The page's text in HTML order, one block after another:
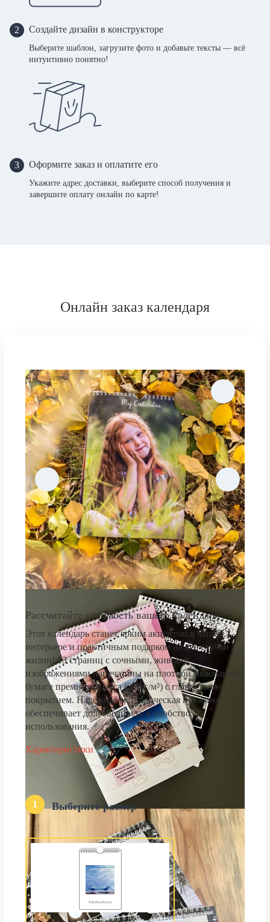
2 Создайте дизайн в конструкторе
Выберите шаблон, загрузите фото и добавьте тексты — всё
интуитивно понятно!
3 Оформите заказ и оплатите его
Укажите адрес доставки, выберите способ получения и
завершите оплату онлайн по карте!
Онлайн заказ календаря
Рассчитайте стоимость вашего календаря
Этот календарь станет ярким акцентом в вашем
интерьере и практичным подарком на все случаи
жизни! 13 страниц с сочными, живыми
изображениями напечатаны на плотной мелованной
бумаге премиум-класса (250 г/м²) с глянцевым
покрытием. Надёжная металлическая пружина
обеспечивает долговечность и удобство
использования.
Характеристики
1 Выберите размер